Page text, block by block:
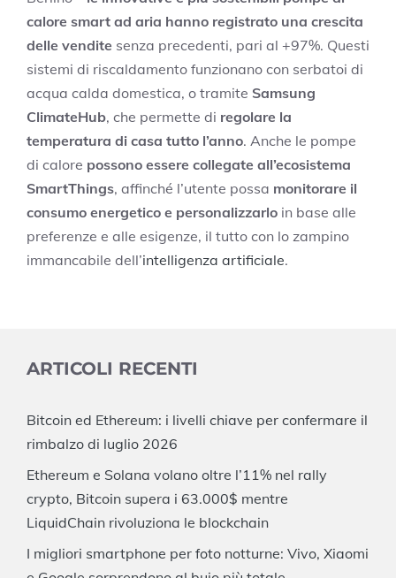
calore smart ad aria hanno registrato una crescita
delle vendite senza precedenti, pari al +97%. Questi
sistemi di riscaldamento funzionano con serbatoi di
acqua calda domestica, o tramite Samsung
ClimateHub, che permette di regolare la
temperatura di casa tutto l’anno. Anche le pompe
di calore possono essere collegate all’ecosistema
SmartThings, affinché l’utente possa monitorare il
consumo energetico e personalizzarlo in base alle
preferenze e alle esigenze, il tutto con lo zampino
immancabile dell’intelligenza artificiale.
ARTICOLI RECENTI
Bitcoin ed Ethereum: i livelli chiave per confermare il
rimbalzo di luglio 2026
Ethereum e Solana volano oltre l’11% nel rally
crypto, Bitcoin supera i 63.000$ mentre
LiquidChain rivoluziona le blockchain
I migliori smartphone per foto notturne: Vivo, Xiaomi